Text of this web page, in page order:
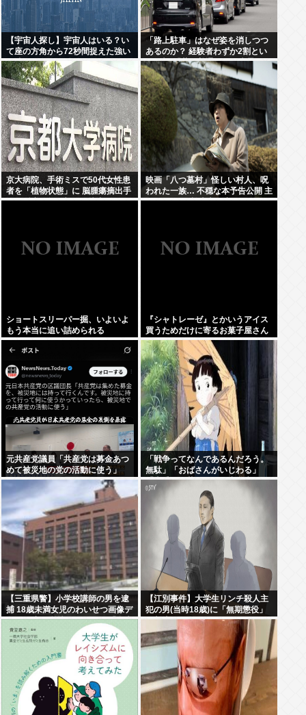
【宇宙人探し】宇宙人はいる？い
て座の方角から72秒間捉えた強い
電波、50年間正体分からぬ
「Wow！信号」…「合理的に考え
ると、宇宙人からの信号の可能
性」
「路上駐車」はなぜ姿を消しつつ
あるのか？ 経験者わずか2割とい
う衝撃!「昔は普通だった光景」が
変わり始めた理由とは
京大病院、手術ミスで50代女性患
者を「植物状態」に 脳腫瘍摘出手
術で腫瘍の無い部位を摘出してし
映画「八つ墓村」怪しい村人、呪
われた一族… 不穏な本予告公開 主
題歌はB’zの松本孝弘率いるTMG
ショートスリーパー掘、いよいよ
もう本当に追い詰められる
『シャトレーゼ』とかいうアイス
買うためだけに寄るお菓子屋さん
www
元共産党議員「共産党は募金あつ
めて被災地の党の活動に使う」
「戦争ってなんであるんだろう。
無駄」「おばさんがいじわる」
「火垂るの墓」を見た小学生 耳を
ふさぎハンカチで顔を覆う子も
【三重県警】小学校講師の男を逮
捕 18歳未満女児のわいせつ画像デ
ータ10点を所持 アメリカの「全米
行方不明・被児童搾取センター」
から情報提供
【江別事件】大学生リンチ殺人主
犯の男(当時18歳)に「無期懲役」
の判決